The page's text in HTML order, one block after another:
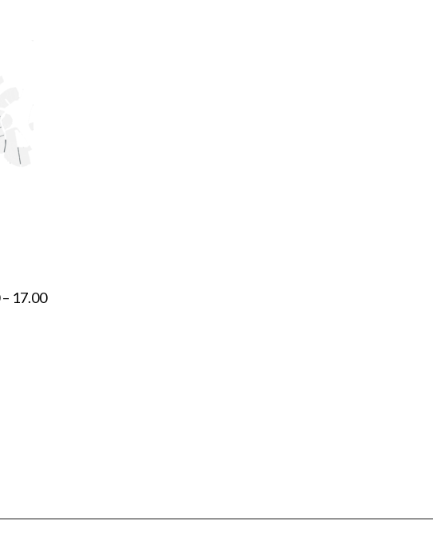
17.00